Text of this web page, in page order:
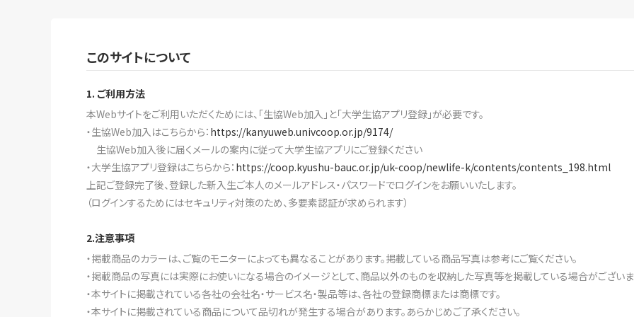
このサイトについて
1. ご利用方法
本Webサイトをご利用いただくためには、「生協Web加入」と「大学生協アプリ登録」が必要です。
・生協Web加入はこちらから： https://kanyuweb.univcoop.or.jp/9174/
生協Web加入後に届くメールの案内に従って大学生協アプリにご登録ください
・大学生協アプリ登録はこちらから： https://coop.kyushu-bauc.or.jp/uk-coop/newlife-k/contents/contents_198.html
上記ご登録完了後、登録した新入生ご本人のメールアドレス・パスワードでログインをお願いいたします。
（ログインするためにはセキュリティ対策のため、多要素認証が求められます）
2.注意事項
・掲載商品のカラーは、ご覧のモニターによっても異なることがあります。掲載している商品写真は参考にご覧ください。
・掲載商品の写真には実際にお使いになる場合のイメージとして、商品以外のものを収納した写真等を掲載している場合がございま
・本サイトに掲載されている各社の会社名・サービス名・製品等は、各社の登録商標または商標です。
・本サイトに掲載されている商品について品切れが発生する場合があります。あらかじめご了承ください。